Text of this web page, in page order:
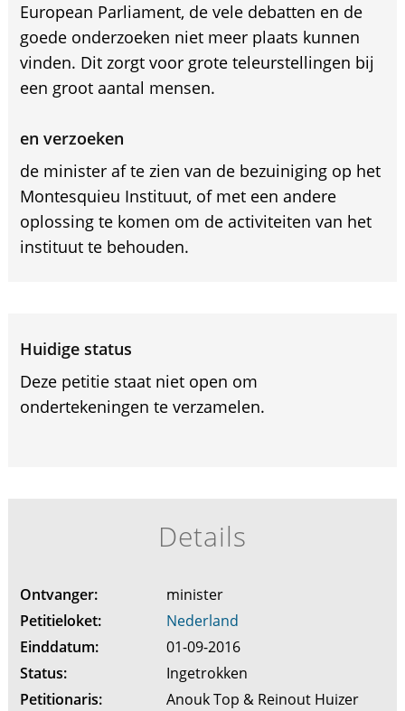
European Parliament, de vele debatten en de
goede onderzoeken niet meer plaats kunnen
vinden. Dit zorgt voor grote teleurstellingen bij
een groot aantal mensen.
en verzoeken
de minister af te zien van de bezuiniging op het
Montesquieu Instituut, of met een andere
oplossing te komen om de activiteiten van het
instituut te behouden.
Huidige status
Deze petitie staat niet open om
ondertekeningen te verzamelen.
Details
Ontvanger:
minister
Petitieloket:
Nederland
Einddatum:
01-09-2016
Status:
Ingetrokken
Petitionaris:
Anouk Top & Reinout Huizer